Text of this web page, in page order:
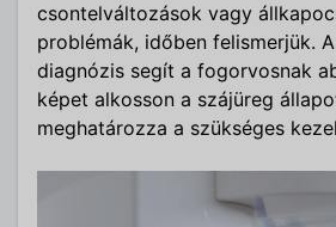
csontelváltozások vagy
problémák, időben felismerjük.
diagnózis segít a fogorvosnak
képet alkosson a szájüreg
meghatározza a szükséges